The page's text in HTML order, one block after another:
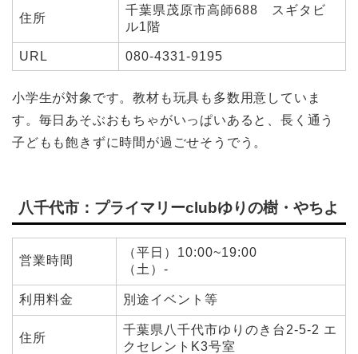
住所
千葉県茂原市高師688 スギタビ
ル1階
URL 080-4331-9195
小学生が対象です。教材も玩具も多数用意していま
す。毎日あそぶおもちゃがいっぱいあると、長く通う
子どもも飽きずに時間が過ごせそうでう。
八千代市：プライマリーclubゆりの樹・やちよ
営業時間
（平日）10:00~19:00
（土）-
利用料金 別途イベント等
住所
千葉県八千代市ゆりのき台2-5-2 エ
クセレントK3号室